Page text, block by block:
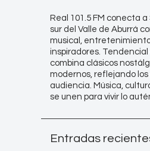
Real 101.5 FM conecta a
sur del Valle de Aburrá
musical,
inspiradores. Tendencial
combina clásicos
modernos, reflejando los
audiencia. Música,
se unen para vivir lo
Entradas